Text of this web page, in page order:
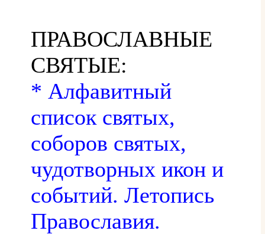
ПРАВОСЛАВНЫЕ
СВЯТЫЕ:
* Алфавитный
список святых,
соборов святых,
чудотворных икон и
событий. Летопись
Православия.